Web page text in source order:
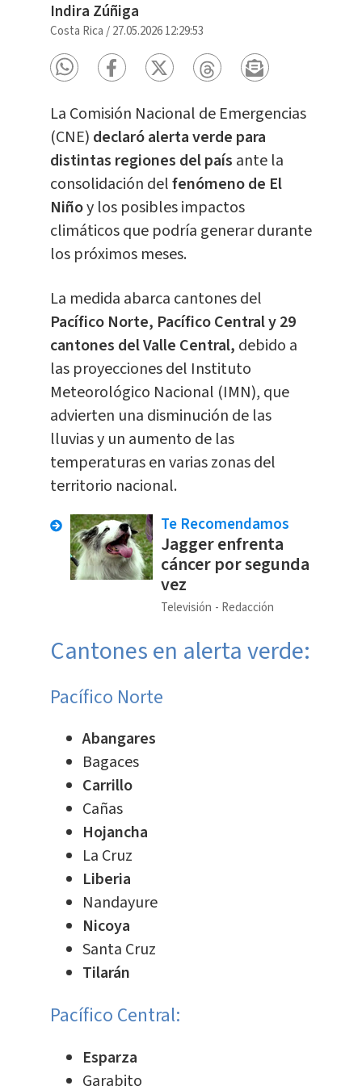
Indira Zúñiga
Costa Rica /27.05.2026 12:29:53
La Comisión Nacional de Emergencias
(CNE) declaró alerta verde para
distintas regiones del país ante la
consolidación delfenómeno de El
Niñoy los posibles impactos
climáticos que podría generar durante
los próximos meses.
La medida abarca cantones del
Pacífico Norte, Pacífico Central y 29
cantones del Valle Central, debido a
las proyecciones del Instituto
Meteorológico Nacional (IMN), que
advierten una disminución de las
lluvias y un aumento de las
temperaturas en varias zonas del
territorio nacional.
Te Recomendamos
Jagger enfrenta
cáncer por segunda
vez
Televisión Redacción
Cantones en alerta verde:
Pacífico Norte
Abangares
Bagaces
Carrillo
Cañas
Hojancha
La Cruz
Liberia
Nandayure
Nicoya
Santa Cruz
Tilarán
Pacífico Central:
Esparza
Garabito